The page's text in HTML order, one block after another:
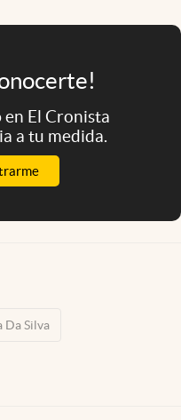
en El Cronista
a tu medida.
Da Silva